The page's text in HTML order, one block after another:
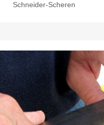
Schneider-Scheren